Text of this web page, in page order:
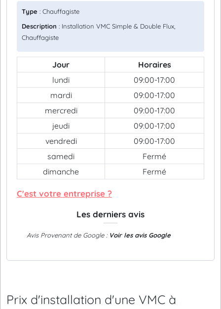
Type : Chauffagiste
Description : Installation VMC Simple & Double Flux,
Chauffagiste
Jour
Horaires
lundi
09:00-17:00
mardi
09:00-17:00
mercredi
09:00-17:00
jeudi
09:00-17:00
vendredi
09:00-17:00
samedi
Fermé
dimanche
Fermé
C'est votre entreprise ?
Les derniers avis
Avis Provenant de Google : Voir les avis Google
Prix d'installation d'une VMC à